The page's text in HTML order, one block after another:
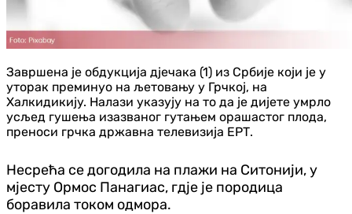
Завршена је обдукција дјечака (1) из Србије који је у
уторак преминуо на љетовању у Грчкој, на
Халкидикију. Налази указују на то да је дијете умрло
усљед гушења изазваног гутањем орашастог плода,
преноси грчка државна телевизија ЕРТ.
Несрећа се догодила на плажи на Ситонији, у
мјесту Ормос Панагиас, гдје је породица
боравила током одмора.